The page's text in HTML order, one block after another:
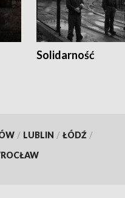
Solidarność
/ LUBLIN / ŁÓDŹ /